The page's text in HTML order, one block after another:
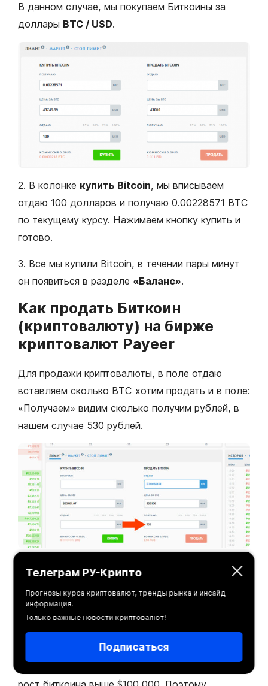
В данном случае, мы покупаем Биткоины за
доллары BTC / USD.
2. В колонке купить Bitcoin, мы вписываем
отдаю 100 долларов и получаю 0.00228571 BTC
по текущему курсу. Нажимаем кнопку купить и
готово.
3. Все мы купили Bitcoin, в течении пары минут
он появиться в разделе «Баланс».
Как продать Биткоин
(криптовалюту) на бирже
криптовалют Payeer
Для продажи криптовалюты, в поле отдаю
вставляем сколько BTC хотим продать и в поле:
«Получаем» видим сколько получим рублей, в
нашем случае 530 рублей.
Как зарабатывать деньги
на бирже криптовалют
Payeer
Всё просто это HODL (хранение), купили и
Телеграм РУ-Крипто
Прогнозы курса криптовалют, тренды рынка и инсайд
информация.
Только важные новости криптовалют!
Подписаться